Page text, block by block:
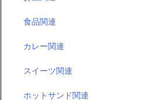
食品関連
カレー関連
スイーツ関連
ホットサンド関連